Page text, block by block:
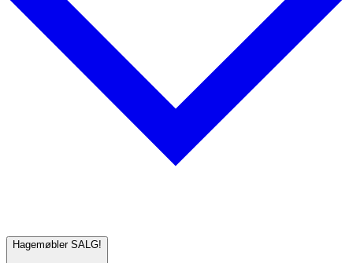
Hagemøbler SALG!